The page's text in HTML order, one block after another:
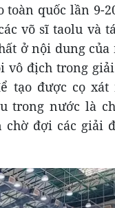
quốc lần 9-
võ sĩ taolu và
ở nội dung
vô địch trong
tạo được cọ
trong nước là
đợi các giải